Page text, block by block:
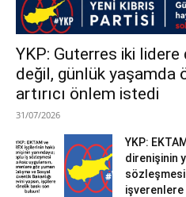
YKP: Guterres iki lidere
değil, günlük yaşamda
artırıcı önlem istedi
31/07/2026
YKP:
direnişinin
sözleşmesi
işverenlere